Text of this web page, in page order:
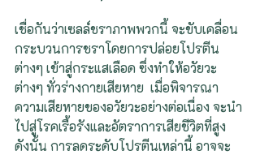
เชื่อกันว่าเซลล์ชราภาพพวกนี้ จะขับเคลื่อน
กระบวนการชราโดยการปล่อยโปรตีน
ต่างๆ เข้าสู่กระแสเลือด ซึ่งทำให้อวัยวะ
ต่างๆ ทั่วร่างกายเสียหาย  เมื่อพิจารณา
ความเสียหายของอวัยวะอย่างต่อเนื่อง จะนำ
ไปสู่โรคเรื้อรังและอัตราการเสียชีวิตที่สูง
ดังนั้น การลดระดับโปรตีนเหล่านี้ อาจจะ